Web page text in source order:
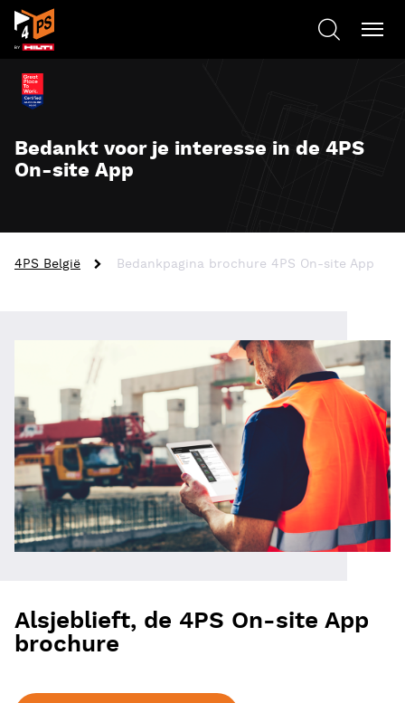
Bedankt voor je interesse in de 4PS
On-site App
4PS België Bedankpagina brochure 4PS On-site App
Alsjeblieft, de 4PS On-site App
brochure